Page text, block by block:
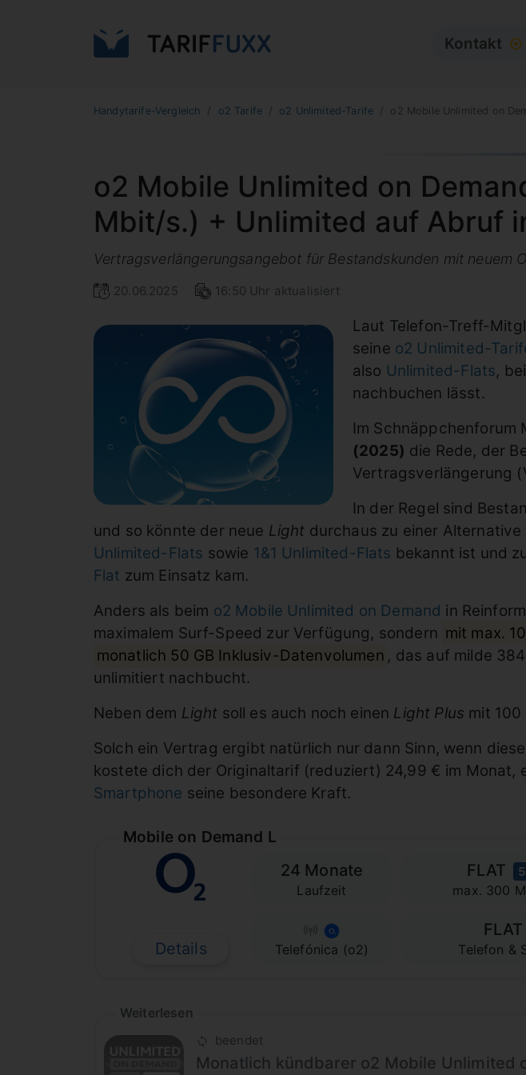
Kontakt ⦿
Handytarife-Vergleich o2 Tarife o2 Unlimited-Tarife o2 Mobile Unlimited on
o2 Mobile Unlimited on
Mbit/s.) + Unlimited auf Abruf
Vertragsverlängerungsangebot für Bestandskunden mit neuem
20.06.2025 16:50 Uhr aktualisiert
Laut Telefon-Treff-
seine o2 Unlimited-
also Unlimited-Flats,
nachbuchen lässt.
Im Schnäppchenforum
(2025) die Rede, der
Vertragsverlängerung
In der Regel sind
und so könnte der neue Light durchaus zu einer
Unlimited-Flats sowie 1&1 Unlimited-Flats bekannt ist und
Flat zum Einsatz kam.
Anders als beim o2 Mobile Unlimited on Demand in
maximalem Surf-Speed zur Verfügung, sondern mit max.
monatlich 50 GB Inklusiv-Datenvolumen , das auf milde
unlimitiert nachbucht.
Neben dem Light soll es auch noch einen Light Plus mit
Solch ein Vertrag ergibt natürlich nur dann Sinn, wenn
kostete dich der Originaltarif (reduziert) 24,99 € im Monat,
Smartphone seine besondere Kraft.
Mobile on Demand L
Details
24 Monate
Laufzeit
Telefónica (o2)
FLAT
max. 300
FLAT
Telefon &
Weiterlesen
beendet
Monatlich kündbarer o2 Mobile Unlimited